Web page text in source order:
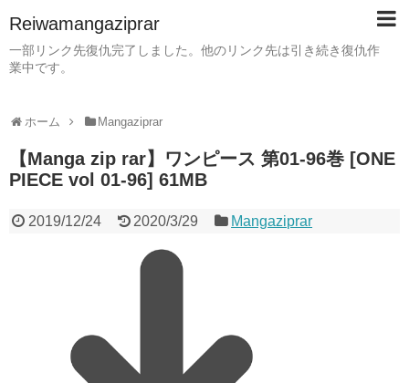
Reiwamangaziprar
一部リンク先復仇完了しました。他のリンク先は引き続き復仇作
業中です。
ホーム Mangaziprar
【Manga zip rar】ワンピース 第01-96巻 [ONE
PIECE vol 01-96] 61MB
2019/12/24 2020/3/29 Mangaziprar